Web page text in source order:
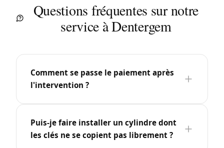
Questions fréquentes sur notre
service à Dentergem
Comment se passe le paiement après
l'intervention ?
Puis-je faire installer un cylindre dont
les clés ne se copient pas librement ?